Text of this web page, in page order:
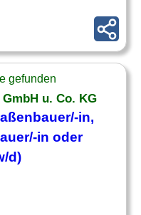
gefunden
u. Co. KG
in,
in oder
d)